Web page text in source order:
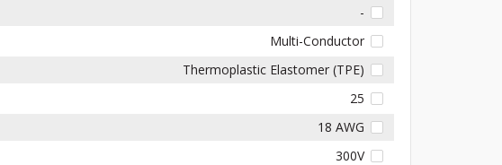
-
Multi-Conductor
Thermoplastic Elastomer (TPE)
25
18 AWG
300V